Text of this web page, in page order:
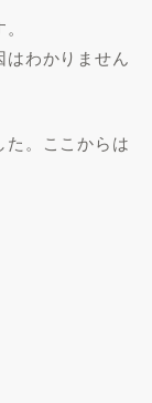
はわかりません
た。ここからは